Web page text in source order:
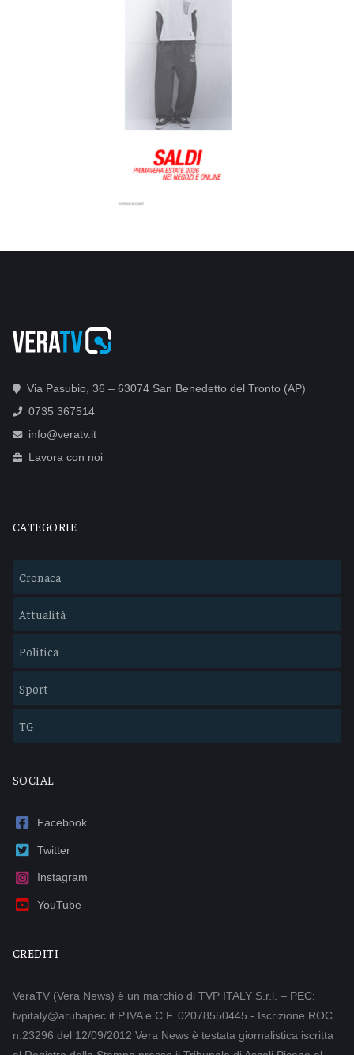
Via Pasubio, 36 – 63074 San Benedetto del Tronto (AP)
0735 367514
info@veratv.it
Lavora con noi
CATEGORIE
Cronaca
Attualità
Politica
Sport
TG
SOCIAL
Facebook
Twitter
Instagram
YouTube
CREDITI
VeraTV (Vera News) è un marchio di TVP ITALY S.r.l. – PEC:
tvpitaly@arubapec.it P.IVA e C.F. 02078550445 - Iscrizione ROC
n.23296 del 12/09/2012 Vera News è testata giornalistica iscritta